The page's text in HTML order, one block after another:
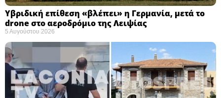
Υβριδική επίθεση «βλέπει» η Γερμανία, μετά το
drone στο αεροδρόμιο της Λειψίας
5 Αυγούστου 2026